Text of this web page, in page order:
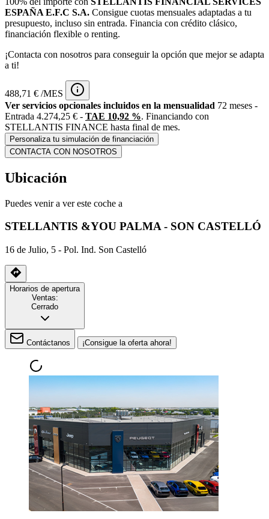
ESPAÑA E.F.C S.A. Consigue cuotas mensuales adaptadas a tu
presupuesto, incluso sin entrada. Financia con crédito clásico,
financiación flexible o renting.
¡Contacta con nosotros para conseguir la opción que mejor se adapta
a ti!
488,71 € /MES
Ver servicios opcionales incluidos en la mensualidad 72 meses -
Entrada 4.274,25 € - TAE 10,92 %. Financiando con
STELLANTIS FINANCE hasta final de mes.
Personaliza tu simulación de financiación
CONTACTA CON NOSOTROS
Ubicación
Puedes venir a ver este coche a
STELLANTIS &YOU PALMA - SON CASTELLÓ
16 de Julio, 5 - Pol. Ind. Son Castelló
Horarios de apertura
Ventas:
Cerrado
Contáctanos ¡Consigue la oferta ahora!